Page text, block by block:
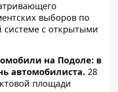
выборов по
с открытыми
на Подоле: в
автомобилиста. 28
площади